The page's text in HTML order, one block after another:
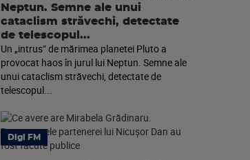
Neptun. Semne ale unui
cataclism străvechi, detectate
de telescopul...
Un „intrus” de mărimea planetei Pluto a
provocat haos în jurul lui Neptun. Semne ale
unui cataclism străvechi, detectate de
telescopul...
Digi FM